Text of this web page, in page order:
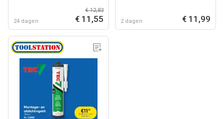
24 dagen
€ 12,83
€ 11,55 2 dagen € 11,99